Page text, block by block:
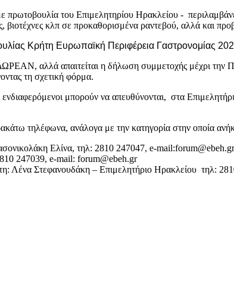
του Επιμελητηρίου Ηρακλείου -
βιοτέχνες κλπ σε προκαθορισμένα ραντεβού, αλλά και
Κρήτη Ευρωπαϊκή Περιφέρεια Γαστρονομίας
αλλά απαιτείται η δήλωση συμμετοχής μέχρι την
τη σχετική φόρμα.
ενδιαφερόμενοι μπορούν να απευθύνονται, στα
τηλέφωνα, ανάλογα με την κατηγορία στην οποία
Ελίνα, τηλ: 2810 247047, e-
247039, e-mail: forum@ebeh.gr
Λένα Στεφανουδάκη – Επιμελητήριο Ηρακλείου τηλ: